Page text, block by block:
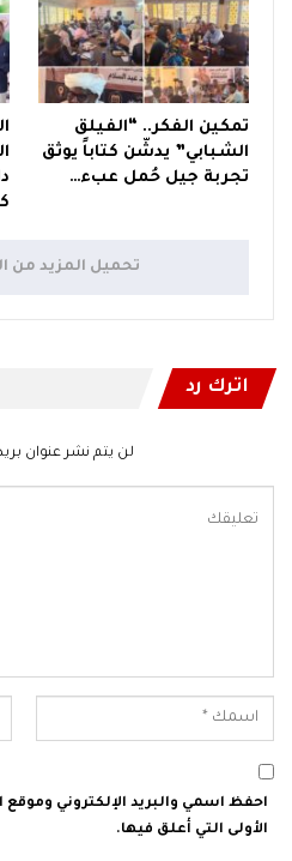
تمكين الفكر.. “الفيلق
الشبابي” يدشّن كتاباً يوثق
تجربة جيل حُمل عبء…
تحميل المزيد من
اترك رد
لن يتم نشر عنوان
احفظ اسمي والبريد الإلكتروني
الأولى التي أعلق فيها.